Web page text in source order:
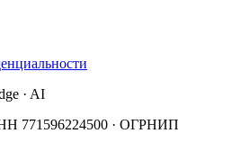
· AI
771596224500 · ОГРНИП